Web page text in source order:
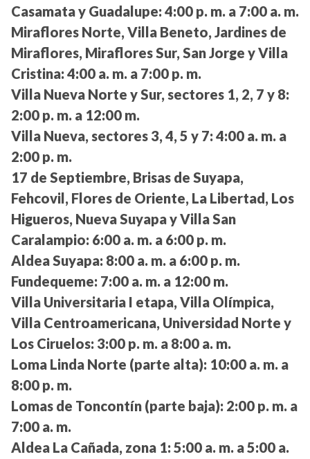
Casamata y Guadalupe: 4:00 p. m. a 7:00 a. m.
Miraflores Norte, Villa Beneto, Jardines de
Miraflores, Miraflores Sur, San Jorge y Villa
Cristina: 4:00 a. m. a 7:00 p. m.
Villa Nueva Norte y Sur, sectores 1, 2, 7 y 8:
2:00 p. m. a 12:00 m.
Villa Nueva, sectores 3, 4, 5 y 7: 4:00 a. m. a
2:00 p. m.
17 de Septiembre, Brisas de Suyapa,
Fehcovil, Flores de Oriente, La Libertad, Los
Higueros, Nueva Suyapa y Villa San
Caralampio: 6:00 a. m. a 6:00 p. m.
Aldea Suyapa: 8:00 a. m. a 6:00 p. m.
Fundequeme: 7:00 a. m. a 12:00 m.
Villa Universitaria I etapa, Villa Olímpica,
Villa Centroamericana, Universidad Norte y
Los Ciruelos: 3:00 p. m. a 8:00 a. m.
Loma Linda Norte (parte alta): 10:00 a. m. a
8:00 p. m.
Lomas de Toncontín (parte baja): 2:00 p. m. a
7:00 a. m.
Aldea La Cañada, zona 1: 5:00 a. m. a 5:00 a.